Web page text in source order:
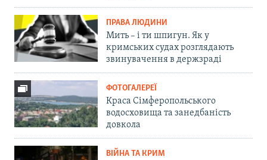
ПРАВА ЛЮДИНИ
Мить – і ти шпигун. Як у
кримських судах розглядають
звинувачення в держзраді
ФОТОГАЛЕРЕЇ
Краса Сімферопольського
водосховища та занедбаність
довкола
ВІЙНА ТА КРИМ